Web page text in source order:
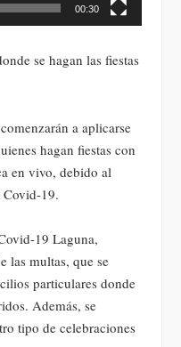
00:30
se hagan las fiestas
a aplicarse
hagan fiestas con
en vivo, debido al
Covid-19.
19 Laguna,
las multas, que se
particulares donde
Además, se
tipo de celebraciones